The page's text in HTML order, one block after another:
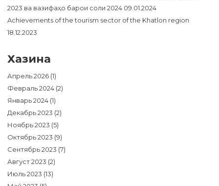
2023 ва вазифаҳо барои соли 2024 09.01.2024
Achievements of the tourism sector of the Khatlon region
18.12.2023
Хазина
Апрель 2026 (1)
Февраль 2024 (2)
Январь 2024 (1)
Декабрь 2023 (2)
Ноябрь 2023 (5)
Октябрь 2023 (9)
Сентябрь 2023 (7)
Август 2023 (2)
Июль 2023 (13)